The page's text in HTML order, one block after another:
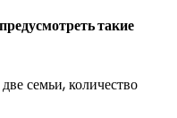
такие
семьи, количество